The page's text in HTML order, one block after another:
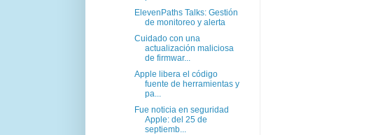
ElevenPaths Talks: Gestión
de monitoreo y alerta
Cuidado con una
actualización maliciosa
de firmwar...
Apple libera el código
fuente de herramientas y
pa...
Fue noticia en seguridad
Apple: del 25 de
septiemb...